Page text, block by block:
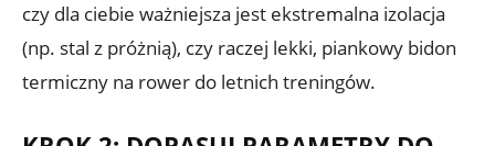
czy dla ciebie ważniejsza jest ekstremalna izolacja
(np. stal z próżnią), czy raczej lekki, piankowy bidon
termiczny na rower do letnich treningów.